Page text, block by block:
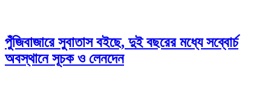
পুঁজিবাজারে সুবাতাস বইছে, দুই বছরের মধ্যে সব্বোর্চ
অবস্থানে সূচক ও লেনদেন